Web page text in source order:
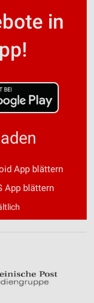
in
App blättern
App blättern